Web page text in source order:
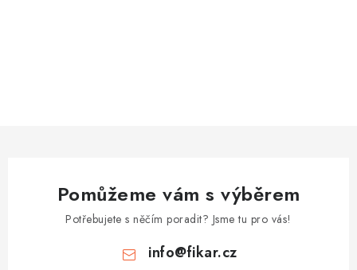
Pomůžeme vám s výběrem
Potřebujete s něčím poradit? Jsme tu pro vás!
info@fikar.cz